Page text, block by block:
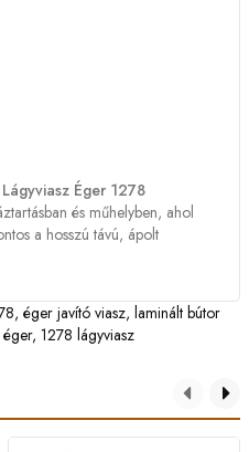
Éger 1278
és műhelyben, ahol
a hosszú távú, ápolt
, éger javító viasz, laminált bútor
, 1278 lágyviasz